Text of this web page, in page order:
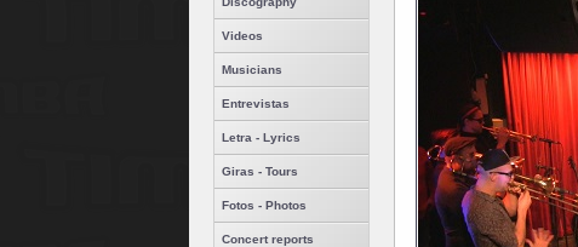
Videos
Musicians
Entrevistas
Letra - Lyrics
Giras - Tours
Fotos - Photos
Concert reports